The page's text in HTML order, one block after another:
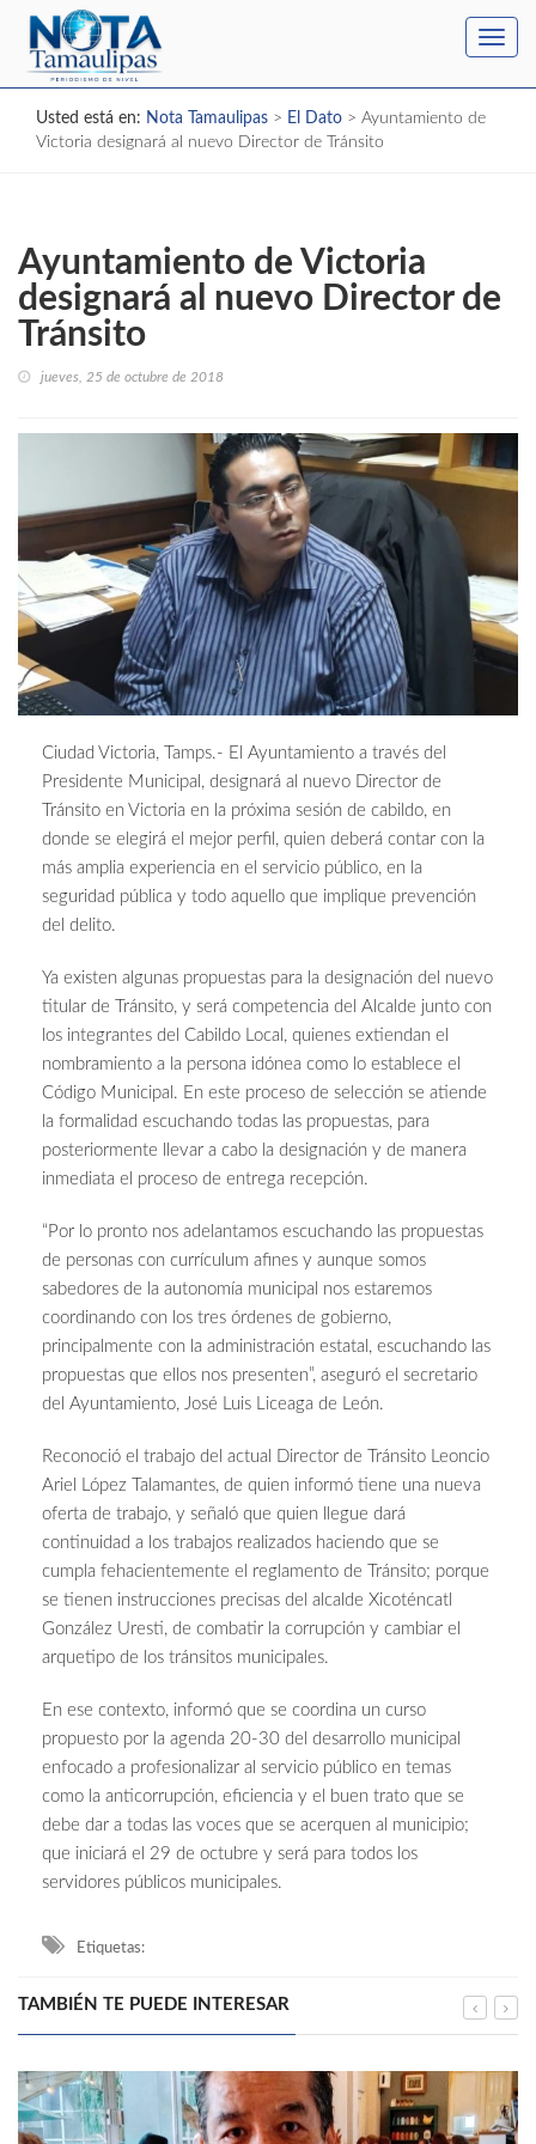
Usted está en: Nota Tamaulipas > El Dato > Ayuntamiento de
Victoria designará al nuevo Director de Tránsito
Ayuntamiento de Victoria
designará al nuevo Director de
Tránsito
jueves, 25 de octubre de 2018
Ciudad Victoria, Tamps.- El Ayuntamiento a través del
Presidente Municipal, designará al nuevo Director de
Tránsito en Victoria en la próxima sesión de cabildo, en
donde se elegirá el mejor perfil, quien deberá contar con la
más amplia experiencia en el servicio público, en la
seguridad pública y todo aquello que implique prevención
del delito.
Ya existen algunas propuestas para la designación del nuevo
titular de Tránsito, y será competencia del Alcalde junto con
los integrantes del Cabildo Local, quienes extiendan el
nombramiento a la persona idónea como lo establece el
Código Municipal. En este proceso de selección se atiende
la formalidad escuchando todas las propuestas, para
posteriormente llevar a cabo la designación y de manera
inmediata el proceso de entrega recepción.
“Por lo pronto nos adelantamos escuchando las propuestas
de personas con currículum afines y aunque somos
sabedores de la autonomía municipal nos estaremos
coordinando con los tres órdenes de gobierno,
principalmente con la administración estatal, escuchando las
propuestas que ellos nos presenten”, aseguró el secretario
del Ayuntamiento, José Luis Liceaga de León.
Reconoció el trabajo del actual Director de Tránsito Leoncio
Ariel López Talamantes, de quien informó tiene una nueva
oferta de trabajo, y señaló que quien llegue dará
continuidad a los trabajos realizados haciendo que se
cumpla fehacientemente el reglamento de Tránsito; porque
se tienen instrucciones precisas del alcalde Xicoténcatl
González Uresti, de combatir la corrupción y cambiar el
arquetipo de los tránsitos municipales.
En ese contexto, informó que se coordina un curso
propuesto por la agenda 20-30 del desarrollo municipal
enfocado a profesionalizar al servicio público en temas
como la anticorrupción, eficiencia y el buen trato que se
debe dar a todas las voces que se acerquen al municipio;
que iniciará el 29 de octubre y será para todos los
servidores públicos municipales.
Etiquetas:
TAMBIÉN TE PUEDE INTERESAR